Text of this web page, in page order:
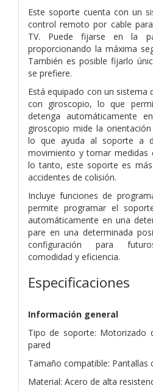
Este soporte cuenta con un
control remoto por cable
TV. Puede fijarse en la
proporcionando la máxima
También es posible fijarlo
se prefiere.
Está equipado con un sistema
con giroscopio, lo que
detenga automáticamente
giroscopio mide la
lo que ayuda al soporte a
movimiento y tomar medidas
lo tanto, este soporte es
accidentes de colisión.
Incluye funciones de
permite programar el
automáticamente en una
pare en una determinada
configuración para
comodidad y eficiencia.
Especificaciones
Información general
Tipo de soporte: Motorizado
pared
Tamaño compatible: Pantallas
Material: Acero de alta